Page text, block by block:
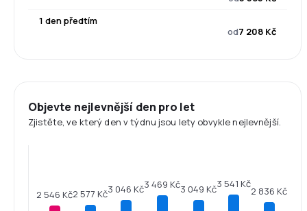
1 den předtím
od7 208 Kč
Objevte nejlevnější den pro let
Zjistěte, ve který den v týdnu jsou lety obvykle nejlevnější.
2 546 Kč2 577 Kč3 046 Kč3 469 Kč3 049 Kč3 541 Kč
2 836 Kč